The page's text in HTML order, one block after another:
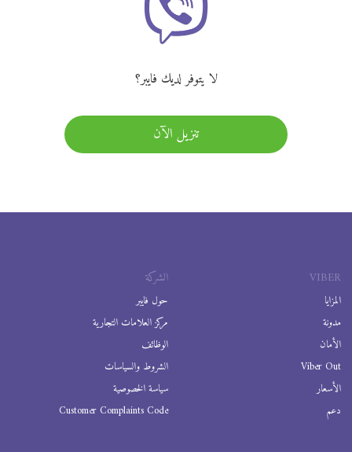
لا يتوفر لديك فايبر؟
تنزيل الآن
VIBER
المزايا
مدونة
الأمان
Viber Out
الأسعار
دعم
الشركة
حول فايبر
مركز العلامات التجارية
الوظائف
الشروط والسياسات
سياسة الخصوصية
Customer Complaints Code